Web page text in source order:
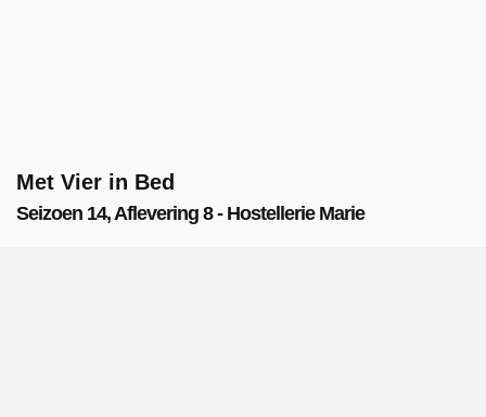
Met Vier in Bed
Seizoen 14, Aflevering 8 - Hostellerie Marie